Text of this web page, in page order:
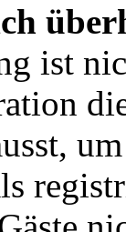
ist